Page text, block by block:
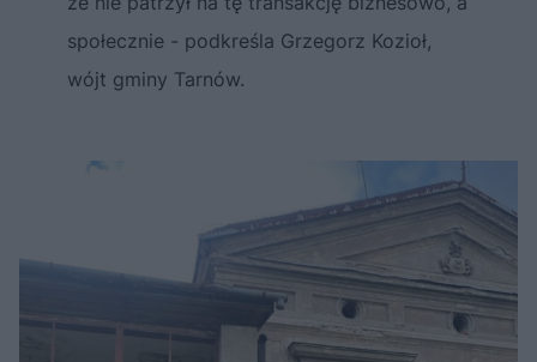
społecznie - podkreśla Grzegorz Kozioł,
wójt gminy Tarnów.